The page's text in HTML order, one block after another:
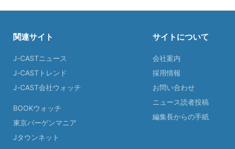
関連サイト
J-CASTニュース
J-CASTトレンド
J-CAST会社ウォッチ
BOOKウォッチ
東京バーゲンマニア
Jタウンネット
サイトについて
会社案内
採用情報
お問い合わせ
ニュース読者投稿
編集長からの手紙